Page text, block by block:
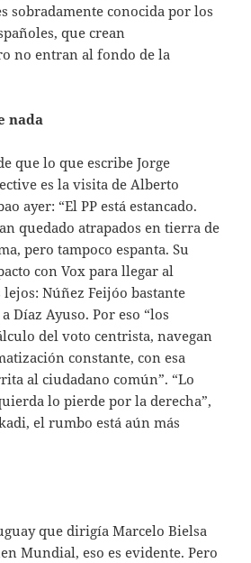
sobradamente conocida por los
que crean
no entran al fondo de la
nada
que lo que escribe Jorge
es la visita de Alberto
ayer: “El PP está estancado.
quedado atrapados en tierra de
pero tampoco espanta. Su
con Vox para llegar al
lejos: Núñez Feijóo bastante
Díaz Ayuso. Por eso “los
del voto centrista, navegan
constante, con esa
al ciudadano común”. “Lo
lo pierde por la derecha”,
el rumbo está aún más
que dirigía Marcelo Bielsa
Mundial, eso es evidente. Pero